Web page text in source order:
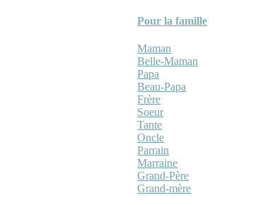
Pour la famille
Maman
Belle-Maman
Papa
Beau-Papa
Frère
Soeur
Tante
Oncle
Parrain
Marraine
Grand-Père
Grand-mère